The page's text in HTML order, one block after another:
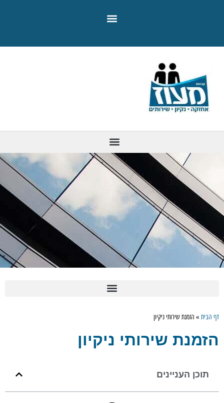
דף הבית » הזמנת שירותי ניקיון
הזמנת שירותי ניקיון
תוכן העניינים